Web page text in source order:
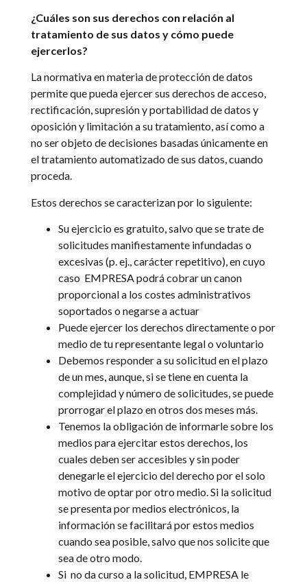
¿Cuáles son sus derechos con relación al
tratamiento de sus datos y cómo puede
ejercerlos?
La normativa en materia de protección de datos
permite que pueda ejercer sus derechos de acceso,
rectificación, supresión y portabilidad de datos y
oposición y limitación a su tratamiento, así como a
no ser objeto de decisiones basadas únicamente en
el tratamiento automatizado de sus datos, cuando
proceda.
Estos derechos se caracterizan por lo siguiente:
Su ejercicio es gratuito, salvo que se trate de
solicitudes manifiestamente infundadas o
excesivas (p. ej., carácter repetitivo), en cuyo
caso EMPRESApodrá cobrar un canon
proporcional a los costes administrativos
soportados o negarse a actuar
Puede ejercer los derechos directamente o por
medio de tu representante legal o voluntario
Debemos responder a su solicitud en el plazo
de un mes, aunque, si se tiene en cuenta la
complejidad y número de solicitudes, se puede
prorrogar el plazo en otros dos meses más.
Tenemos la obligación de informarle sobre los
medios para ejercitar estos derechos, los
cuales deben ser accesibles y sin poder
denegarle el ejercicio del derecho por el solo
motivo de optar por otro medio. Si la solicitud
se presenta por medios electrónicos, la
información se facilitará por estos medios
cuando sea posible, salvo que nos solicite que
sea de otro modo.
Si no da curso a la solicitud, EMPRESA le